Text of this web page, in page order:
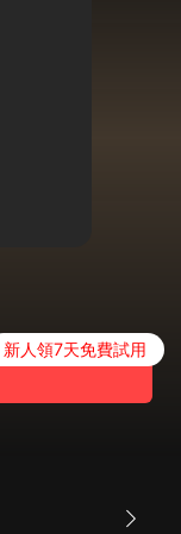
新人領7天免費試用